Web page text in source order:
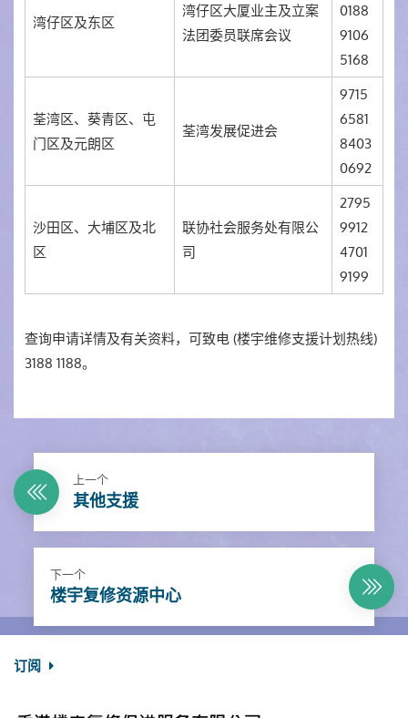
湾仔区及东区
湾仔区大厦业主及立案
法团委员联席会议
0188
9106
5168
荃湾区、葵青区、屯
门区及元朗区
荃湾发展促进会
9715
6581
8403
0692
沙田区、大埔区及北
区
联协社会服务处有限公
司
2795
9912
4701
9199
查询申请详情及有关资料，可致电 (楼宇维修支援计划热线)
3188 1188。
上一个
其他支援
下一个
楼宇复修资源中心
订阅